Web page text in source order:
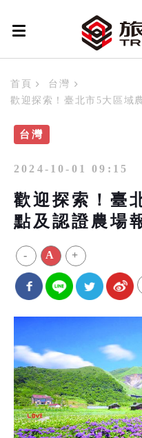
首頁
台灣
歡迎探索！臺北市5大區域
台灣
2024-10-01 09:15
歡迎探索！臺
點及認證農場
- A +